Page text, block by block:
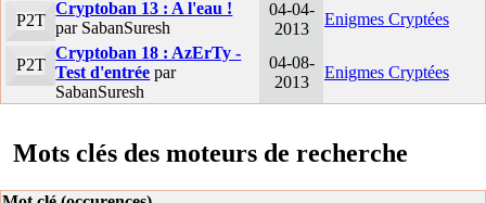
P2T
Cryptoban 13 : A l'eau !
par SabanSuresh
04-04-
2013
Enigmes Cryptées
P2T
Cryptoban 18 : AzErTy -
Test d'entrée par
SabanSuresh
04-08-
2013
Enigmes Cryptées
Mots clés des moteurs de recherche